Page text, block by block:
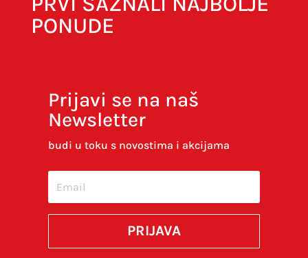
Naziv*
E-pošta *
Spremi moje ime, e-poštu i web-stranicu u
ovom internet pregledniku za sljedeći put kada
budem komentirao.
PONUDE
Prijavi se na naš
Newsletter
budi u toku s novostima i akcijama
PRIJAVA